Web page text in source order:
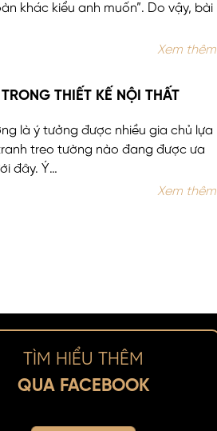
khác kiểu anh muốn”. Do vậy, bài
Xem thêm
THIẾT KẾ NỘI THẤT
là ý tưởng được nhiều gia chủ lựa
treo tường nào đang được ưa
đây. Ý…
Xem thêm
TÌM HIỂU THÊM
QUA FACEBOOK